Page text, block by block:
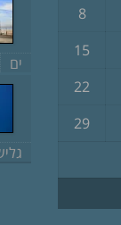
8
15
22
29
ים